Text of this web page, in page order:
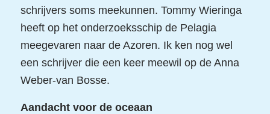
schrijvers soms meekunnen. Tommy Wieringa
heeft op het onderzoeksschip de Pelagia
meegevaren naar de Azoren. Ik ken nog wel
een schrijver die een keer meewil op de Anna
Weber-van Bosse.
Aandacht voor de oceaan